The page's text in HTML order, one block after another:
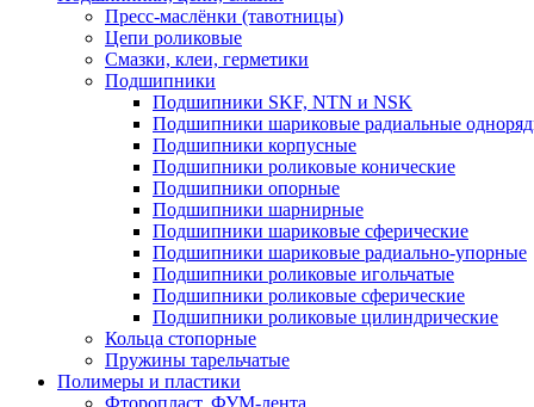
Пресс-маслёнки (тавотницы)
Цепи роликовые
Смазки, клеи, герметики
Подшипники
Подшипники SKF, NTN и NSK
Подшипники шариковые радиальные
Подшипники корпусные
Подшипники роликовые конические
Подшипники опорные
Подшипники шарнирные
Подшипники шариковые сферические
Подшипники шариковые радиально-упорные
Подшипники роликовые игольчатые
Подшипники роликовые сферические
Подшипники роликовые цилиндрические
Кольца стопорные
Пружины тарельчатые
Полимеры и пластики
Фторопласт, ФУМ-лента